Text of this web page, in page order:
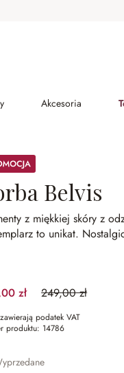
Akcesoria
Belvis
z miękkiej skóry z
to unikat.
zł 249,00 zł
(28.11%spared)
podatek VAT
produktu: 14786